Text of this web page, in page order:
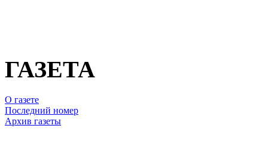
ГАЗЕТА
О газете
Последний номер
Архив газеты